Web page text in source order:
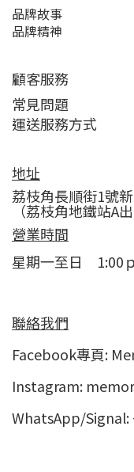
品牌故事
品牌精神
顧客服務
常見問題
運送服務方式
地址
荔枝角長順街1號
（荔枝角地鐵站A出
營業時間
星期一至日 1:00
聯絡我們
Facebook專頁:
Instagram:
WhatsApp/Signal: